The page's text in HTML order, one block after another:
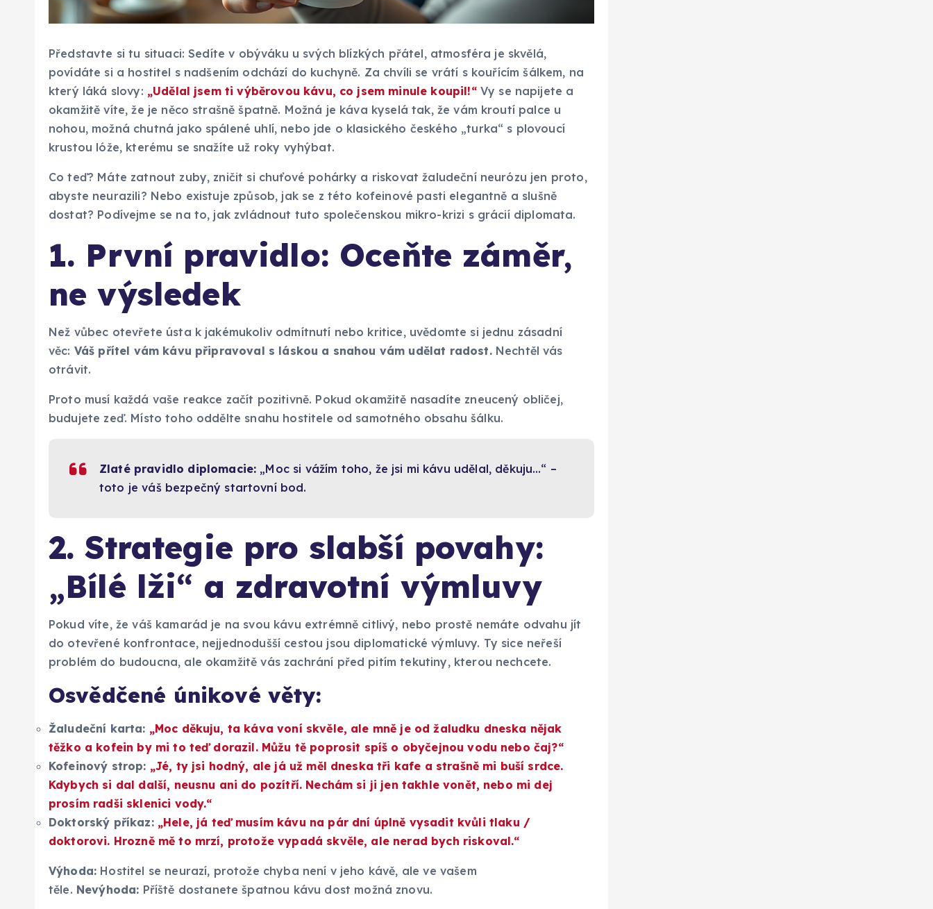
Představte si tu situaci: Sedíte v obýváku u svých blízkých přátel, atmosféra je skvělá,
povídáte si a hostitel s nadšením odchází do kuchyně. Za chvíli se vrátí s kouřícím šálkem, na
který láká slovy: „Udělal jsem ti výběrovou kávu, co jsem minule koupil!“Vy se napijete a
okamžitě víte, že je něco strašně špatně. Možná je káva kyselá tak, že vám kroutí palce u
nohou, možná chutná jako spálené uhlí, nebo jde o klasického českého „turka“ s plovoucí
krustou lóže, kterému se snažíte už roky vyhýbat.
Co teď? Máte zatnout zuby, zničit si chuťové pohárky a riskovat žaludeční neurózu jen proto,
abyste neurazili? Nebo existuje způsob, jak se z této kofeinové pasti elegantně a slušně
dostat? Podívejme se na to, jak zvládnout tuto společenskou mikro-krizi s grácií diplomata.
1. První pravidlo: Oceňte záměr,
ne výsledek
Než vůbec otevřete ústa k jakémukoliv odmítnutí nebo kritice, uvědomte si jednu zásadní
věc: Váš přítel vám kávu připravoval s láskou a snahou vám udělat radost.Nechtěl vás
otrávit.
Proto musí každá vaše reakce začít pozitivně. Pokud okamžitě nasadíte zneucený obličej,
budujete zeď. Místo toho oddělte snahu hostitele od samotného obsahu šálku.
Zlaté pravidlo diplomacie: „Moc si vážím toho, že jsi mi kávu udělal, děkuju…“ –
toto je váš bezpečný startovní bod.
2. Strategie pro slabší povahy:
„Bílé lži“ a zdravotní výmluvy
Pokud víte, že váš kamarád je na svou kávu extrémně citlivý, nebo prostě nemáte odvahu jít
do otevřené konfrontace, nejjednodušší cestou jsou diplomatické výmluvy. Ty sice neřeší
problém do budoucna, ale okamžitě vás zachrání před pitím tekutiny, kterou nechcete.
Osvědčené únikové věty:
Žaludeční karta: „Moc děkuju, ta káva voní skvěle, ale mně je od žaludku dneska nějak
těžko a kofein by mi to teď dorazil. Můžu tě poprosit spíš o obyčejnou vodu nebo čaj?“
Kofeinový strop: „Jé, ty jsi hodný, ale já už měl dneska tři kafe a strašně mi buší srdce.
Kdybych si dal další, neusnu ani do pozítří. Nechám si ji jen takhle vonět, nebo mi dej
prosím radši sklenici vody.“
Doktorský příkaz: „Hele, já teď musím kávu na pár dní úplně vysadit kvůli tlaku /
doktorovi. Hrozně mě to mrzí, protože vypadá skvěle, ale nerad bych riskoval.“
Výhoda: Hostitel se neurazí, protože chyba není v jeho kávě, ale ve vašem
těle. Nevýhoda: Příště dostanete špatnou kávu dost možná znovu.